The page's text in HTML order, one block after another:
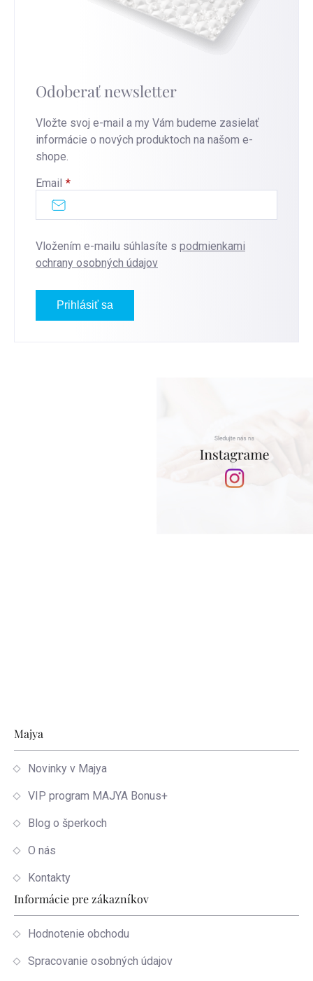
Odoberať newsletter
Vložte svoj e-mail a my Vám budeme zasielať
informácie o nových produktoch na našom e-
shope.
Email
Vložením e-mailu súhlasíte s podmienkami
ochrany osobných údajov
Prihlásiť sa
Zápätie
Majya
Novinky v Majya
VIP program MAJYA Bonus+
Blog o šperkoch
O nás
Kontakty
Informácie pre zákazníkov
Hodnotenie obchodu
Spracovanie osobných údajov